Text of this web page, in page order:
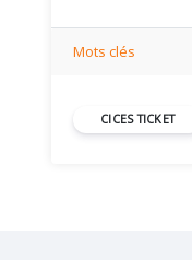
Mots clés
CICES TICKET